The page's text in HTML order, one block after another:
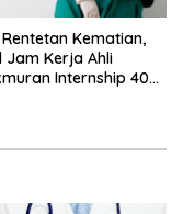
Kematian,
Jam Kerja Ahli
Internship 40